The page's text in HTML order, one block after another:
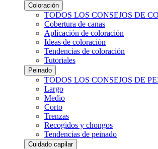
Coloración
TODOS LOS CONSEJOS DE
Cobertura de canas
Aplicación de coloración
Ideas de coloración
Tendencias de coloración
Tutoriales
Peinado
TODOS LOS CONSEJOS DE
Largo
Medio
Corto
Trenzas
Recogidos y chongos
Tendencias de peinado
Cuidado capilar